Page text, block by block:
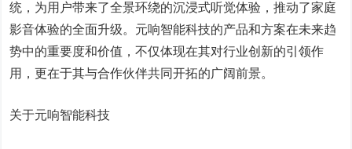
统，为用户带来了全景环绕的沉浸式听觉体验，推动了家庭
影音体验的全面升级。元响智能科技的产品和方案在未来趋
势中的重要度和价值，不仅体现在其对行业创新的引领作
用，更在于其与合作伙伴共同开拓的广阔前景。
关于元响智能科技